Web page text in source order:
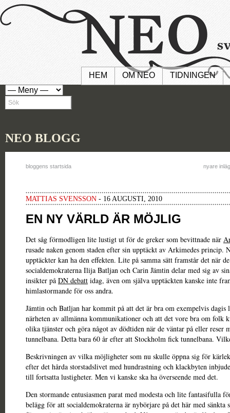
HEM OM NEO TIDNINGEN
NEO BLOGG
bloggens startsida nyare
MATTIAS SVENSSON - 16 AUGUSTI, 2010
EN NY VÄRLD ÄR MÖJLIG
Det såg förmodligen lite lustigt ut för de greker som bevittnade när
rusade naken genom staden efter sin upptäckt av Arkimedes princip.
upptäckter kan ha den effekten. Lite på samma sätt framstår det när
socialdemokraterna Ilija Batljan och Carin Jämtin delar med sig av
insikter på DN debatt idag, även om själva upptäckten kanske inte
himlastormande för oss andra.
Jämtin och Batljan har kommit på att det är bra om exempelvis dagis
närheten av allmänna kommunikationer och att det vore bra om folk
olika tjänster och göra något av dödtiden när de väntar på eller reser
tunnelbana. Detta bara 60 år efter att Stockholm fick tunnelbana.
Beskrivningen av vilka möjligheter som nu skulle öppna sig för
efter det hårda storstadslivet med hundrastning och klackbyten
till fortsatta lustigheter. Men vi kanske ska ha överseende med det.
Den stormande entusiasmen parat med modesta och lite fantasifulla
belägg för att socialdemokraterna är nybörjare på det här med sänkta